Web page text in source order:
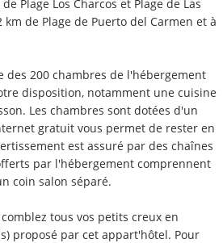
Plage Los Charcos et Plage de Las
de Plage de Puerto del Carmen et à
des 200 chambres de l'hébergement
disposition, notamment une cuisine
Les chambres sont dotées d'un
gratuit vous permet de rester en
est assuré par des chaînes
par l'hébergement comprennent
coin salon séparé.
tous vos petits creux en
proposé par cet appart'hôtel. Pour